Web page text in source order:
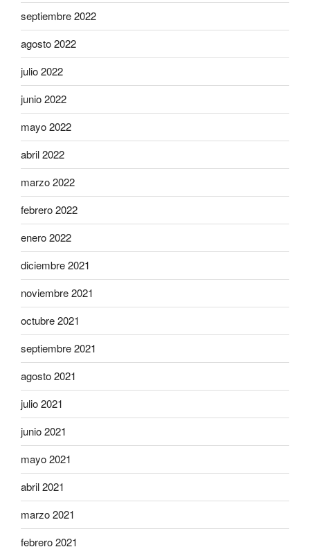
septiembre 2022
agosto 2022
julio 2022
junio 2022
mayo 2022
abril 2022
marzo 2022
febrero 2022
enero 2022
diciembre 2021
noviembre 2021
octubre 2021
septiembre 2021
agosto 2021
julio 2021
junio 2021
mayo 2021
abril 2021
marzo 2021
febrero 2021